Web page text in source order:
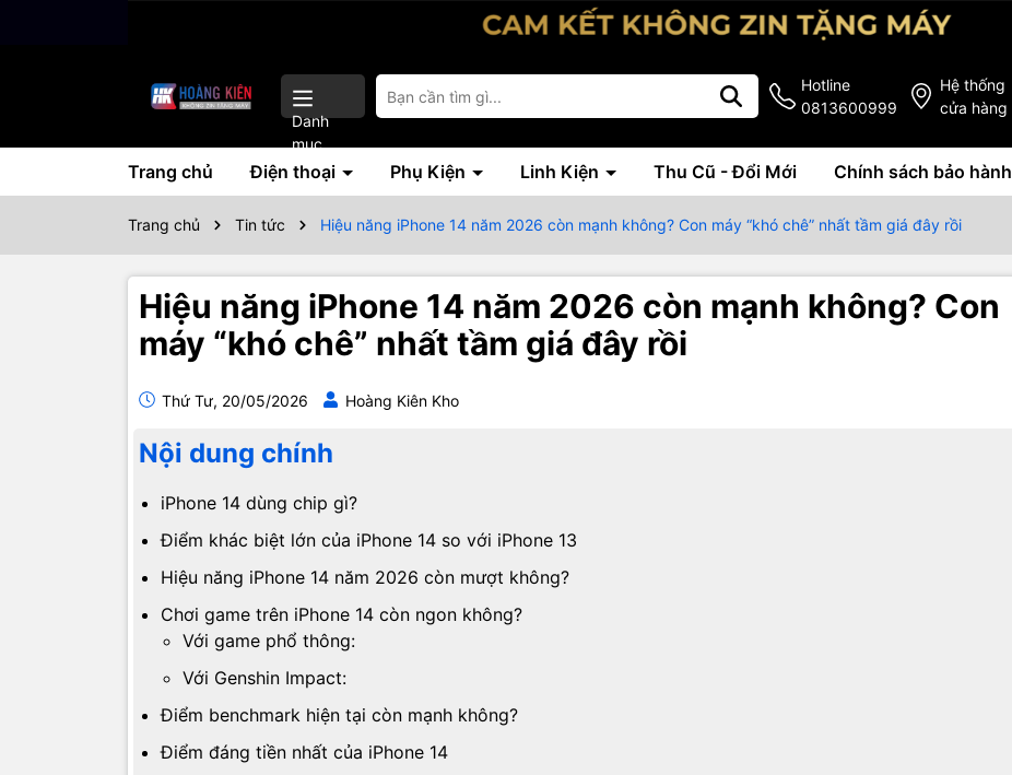
Danh
mục
Hotline
0813600999
Hệ thống
cửa hàng
Trang chủ Điện thoại Phụ Kiện Linh Kiện Thu Cũ - Đổi Mới Chính sách bảo hành
Trang chủ Tin tức Hiệu năng iPhone 14 năm 2026 còn mạnh không? Con máy “khó chê” nhất tầm giá đây rồi
Hiệu năng iPhone 14 năm 2026 còn mạnh không? Con
máy “khó chê” nhất tầm giá đây rồi
Thứ Tư, 20/05/2026 Hoàng Kiên Kho
Nội dung chính
iPhone 14 dùng chip gì?
Điểm khác biệt lớn của iPhone 14 so với iPhone 13
Hiệu năng iPhone 14 năm 2026 còn mượt không?
Chơi game trên iPhone 14 còn ngon không?
Với game phổ thông:
Với Genshin Impact:
Điểm benchmark hiện tại còn mạnh không?
Điểm đáng tiền nhất của iPhone 14